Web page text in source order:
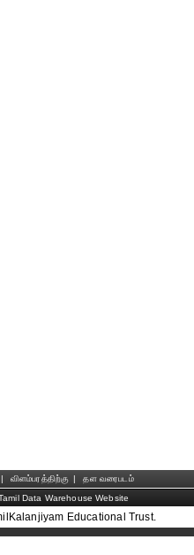
| விளம்பரத்திற்கு |
தள வரைபடம்
Data Warehouse Website
Educational Trust.